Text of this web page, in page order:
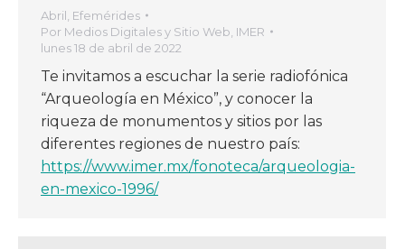
Abril Efemérides
Por Medios Digitales y Sitio Web, IMER
lunes 18 de abril de 2022
Te invitamos a escuchar la serie radiofónica
“Arqueología en México”, y conocer la
riqueza de monumentos y sitios por las
diferentes regiones de nuestro país:
https://www.imer.mx/fonoteca/arqueologia-
en-mexico-1996/